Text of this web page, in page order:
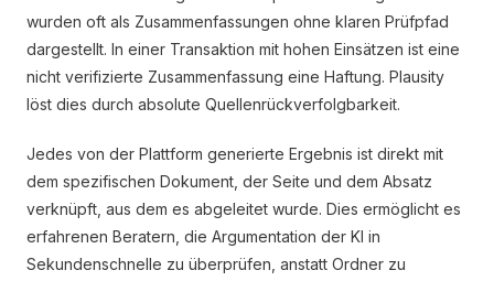
wurden oft als Zusammenfassungen ohne klaren Prüfpfad
dargestellt. In einer Transaktion mit hohen Einsätzen ist eine
nicht verifizierte Zusammenfassung eine Haftung. Plausity
löst dies durch absolute Quellenrückverfolgbarkeit.
Jedes von der Plattform generierte Ergebnis ist direkt mit
dem spezifischen Dokument, der Seite und dem Absatz
verknüpft, aus dem es abgeleitet wurde. Dies ermöglicht es
erfahrenen Beratern, die Argumentation der KI in
Sekundenschnelle zu überprüfen, anstatt Ordner zu